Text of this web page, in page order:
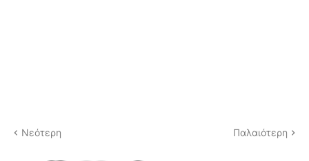
Νεότερη Παλαιότερη